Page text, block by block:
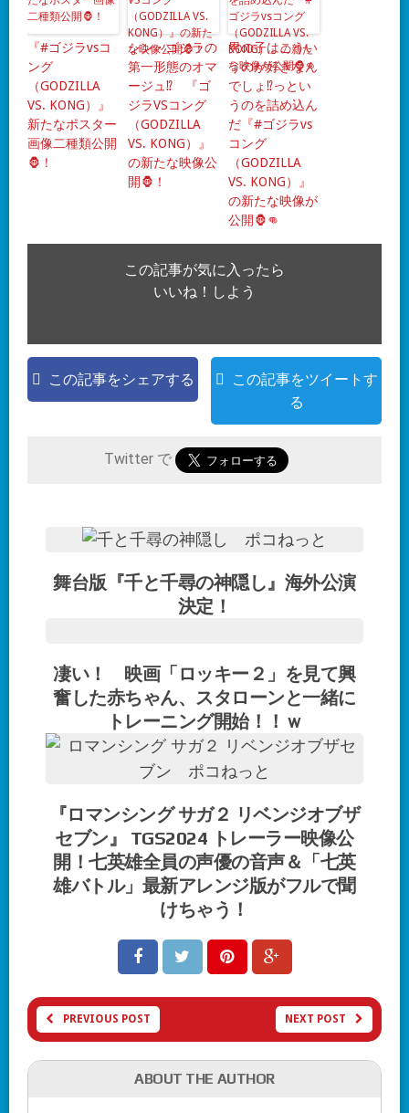
『#ゴジラvsコ
ング
（GODZILLA
VS. KONG）』
新たなポスター
画像二種類公開
🦍！
シン・ゴジラの
第一形態のオマ
ージュ⁉ 『ゴ
ジラVSコング
（GODZILLA
VS. KONG）』
の新たな映像公
開🦍！
男の子はこうい
うのが好きなん
でしょ⁉っとい
うのを詰め込ん
だ『#ゴジラvs
コング
（GODZILLA
VS. KONG）』
の新たな映像が
公開🦍👊
この記事が気に入ったら
いいね！しよう
この記事をシェアする
この記事をツイートす
る
Twitter で
舞台版『千と千尋の神隠し』海外公演
決定！
凄い！ 映画「ロッキー２」を見て興
奮した赤ちゃん、スタローンと一緒に
トレーニング開始！！ｗ
『ロマンシング サガ２ リベンジオブザ
セブン』 TGS2024 トレーラー映像公
開！七英雄全員の声優の音声＆「七英
雄バトル」最新アレンジ版がフルで聞
けちゃう！
PREVIOUS POST NEXT POST
ABOUT THE AUTHOR